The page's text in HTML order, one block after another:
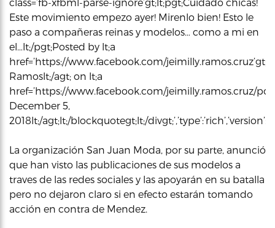
Este movimiento empezo ayer! Mirenlo bien! Esto le
paso a compañeras reinas y modelos… como a mi en
el…lt;/pgt;Posted by lt;a
href=’https://www.facebook.com/
Ramoslt;/agt; on lt;a
href=’https://www.facebook.com/jeimilly.ramos.cruz/
December 5,
2018lt;/agt;lt;/blockquotegt;lt;/
La organización San Juan Moda, por su parte, anunció
que han visto las publicaciones de sus modelos a
traves de las redes sociales y las apoyarán en su batalla
pero no dejaron claro si en efecto estarán tomando
acción en contra de Mendez.